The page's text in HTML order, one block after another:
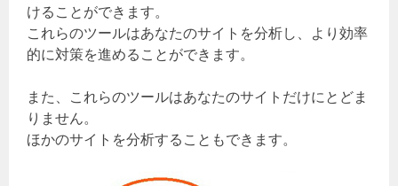
けることができます。
これらのツールはあなたのサイトを分析し、より効率
的に対策を進めることができます。
また、これらのツールはあなたのサイトだけにとどま
りません。
ほかのサイトを分析することもできます。